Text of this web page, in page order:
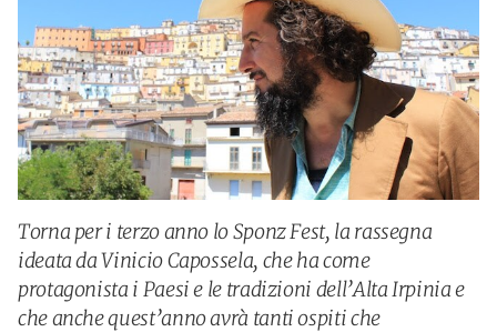
Torna per i terzo anno lo Sponz Fest, la rassegna
ideata da Vinicio Capossela, che ha come
protagonista i Paesi e le tradizioni dell’Alta Irpinia e
che anche quest’anno avrà tanti ospiti che